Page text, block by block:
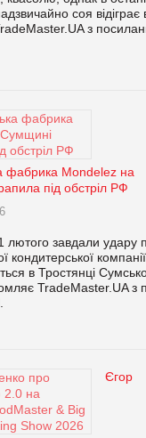
соя відіграє
з
фабрика Mondelez на
під обстріл РФ
лютого завдали удару
кондитерської
в Тростянці
TradeMaster.UA з
Єгор